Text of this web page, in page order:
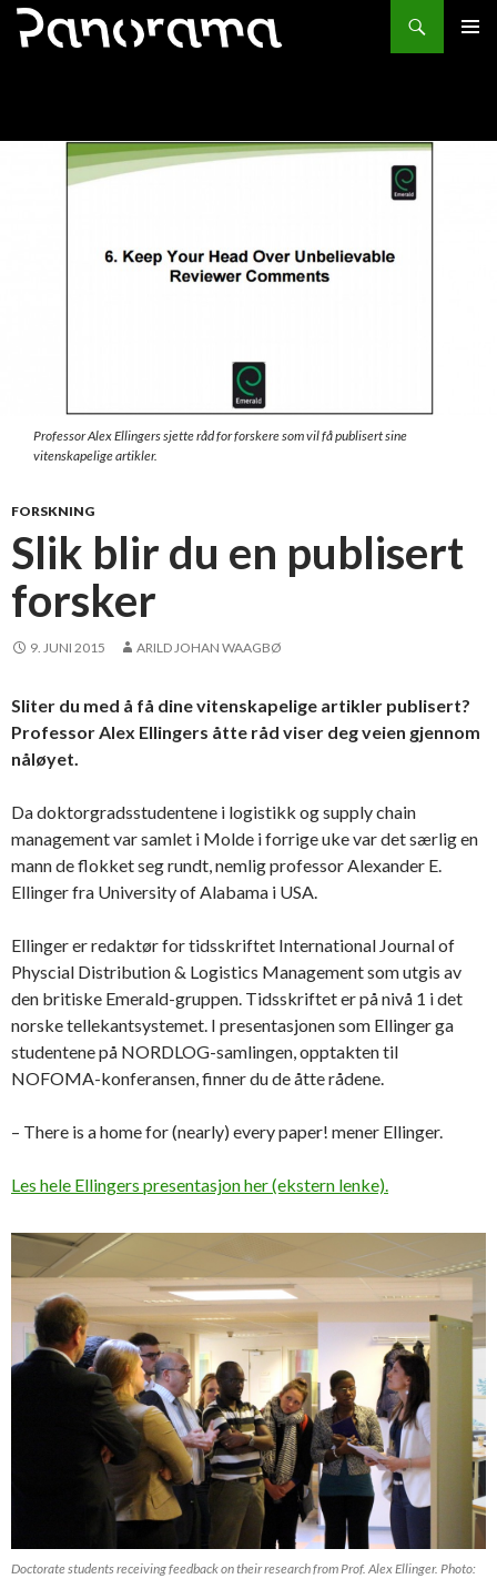
Søk
HOPP
Professor Alex Ellingers sjette råd for forskere som vil få publisert sine
vitenskapelige artikler.
FORSKNING
Slik blir du en publisert
forsker
9. JUNI 2015 ARILD JOHAN WAAGBØ
Sliter du med å få dine vitenskapelige artikler publisert?
Professor Alex Ellingers åtte råd viser deg veien gjennom
nåløyet.
Da doktorgradsstudentene i logistikk og supply chain
management var samlet i Molde i forrige uke var det særlig en
mann de flokket seg rundt, nemlig professor Alexander E.
Ellinger fra University of Alabama i USA.
Ellinger er redaktør for tidsskriftet International Journal of
Physcial Distribution & Logistics Management som utgis av
den britiske Emerald-gruppen. Tidsskriftet er på nivå 1 i det
norske tellekantsystemet. I presentasjonen som Ellinger ga
studentene på NORDLOG-samlingen, opptakten til
NOFOMA-konferansen, finner du de åtte rådene.
– There is a home for (nearly) every paper! mener Ellinger.
Les hele Ellingers presentasjon her (ekstern lenke).
Doctorate students receiving feedback on their research from Prof. Alex Ellinger. Photo: